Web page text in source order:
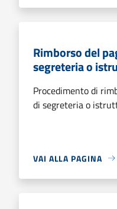
Rimborso del
segreteria o
Procedimento di
di segreteria o
VAI ALLA PAGINA